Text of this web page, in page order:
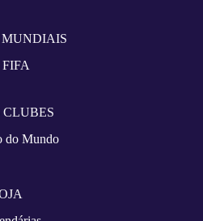
MUNDIAIS
FIFA
CLUBES
do Mundo